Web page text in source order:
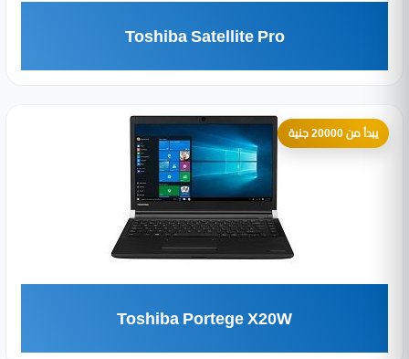
Toshiba Satellite Pro
يبدأ من 20000 جنية
Toshiba Portege X20W